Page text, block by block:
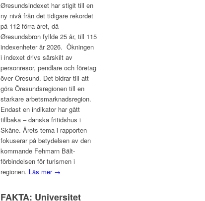
Øresundsindexet har stigit till en
ny nivå från det tidigare rekordet
på 112 förra året, då
Øresundsbron fyllde 25 år, till 115
indexenheter år 2026. Ökningen
i indexet drivs särskilt av
personresor, pendlare och företag
över Öresund. Det bidrar till att
göra Öresundsregionen till en
starkare arbetsmarknadsregion.
Endast en indikator har gått
tillbaka – danska fritidshus i
Skåne. Årets tema i rapporten
fokuserar på betydelsen av den
kommande Fehmarn Bält-
förbindelsen för turismen i
regionen. Läs mer →
FAKTA: Universitet